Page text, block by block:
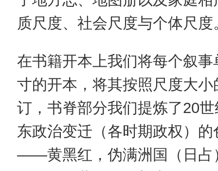
质尺度、社会尺度与个体尺度
在书籍开本上我们将每个叙
寸的开本，将其按照尺度大
订，书脊部分我们提炼了20
东政治变迁（各时期政权）
——黄黑红，伪满洲国（日